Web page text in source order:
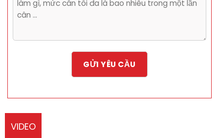
VIDEO